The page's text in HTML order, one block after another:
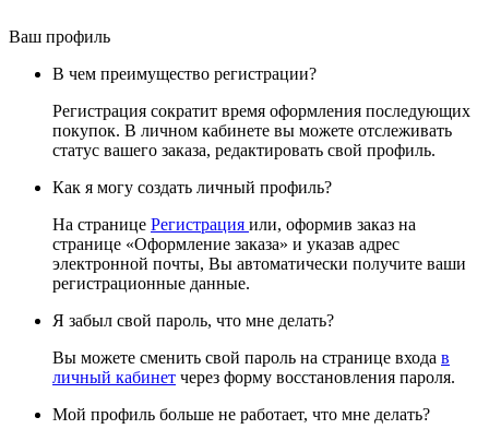
Ваш профиль
В чем преимущество регистрации?
Регистрация сократит время оформления последующих
покупок. В личном кабинете вы можете отслеживать
статус вашего заказа, редактировать свой профиль.
Как я могу создать личный профиль?
На странице Регистрация или, оформив заказ на
странице «Оформление заказа» и указав адрес
электронной почты, Вы автоматически получите ваши
регистрационные данные.
Я забыл свой пароль, что мне делать?
Вы можете сменить свой пароль на странице входа в
личный кабинет через форму восстановления пароля.
Мой профиль больше не работает, что мне делать?